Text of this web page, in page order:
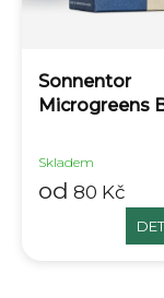
Sonnentor
Microgreens
Skladem
od 80 Kč